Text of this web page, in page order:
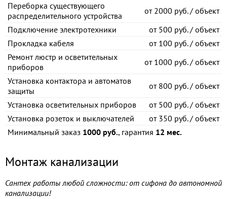
Переборка существующего
распределительного устройства
от2000 руб. / объект
Подключение электротехники
от500 руб. / объект
Прокладка кабеля
от100 руб. / объект
Ремонт люстр и осветительных
приборов
от1000 руб. / объект
Установка контактора и автоматов
защиты
от800 руб. / объект
Установка осветительных приборов
от500 руб. / объект
Установка розеток и выключателей
от350 руб. / объект
Минимальный заказ 1000 руб., гарантия 12 мес.
Монтаж канализации
Сантех работы любой сложности: от сифона до автономной
канализации!